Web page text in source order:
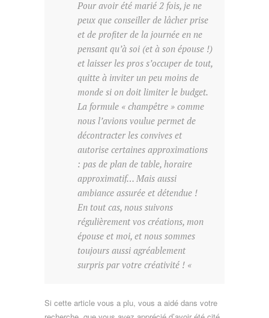
Pour avoir été marié 2 fois, je ne
peux que conseiller de lâcher prise
et de profiter de la journée en ne
pensant qu’à soi (et à son épouse !)
et laisser les pros s’occuper de tout,
quitte à inviter un peu moins de
monde si on doit limiter le budget.
La formule « champêtre » comme
nous l’avions voulue permet de
décontracter les convives et
autorise certaines approximations
: pas de plan de table, horaire
approximatif… Mais aussi
ambiance assurée et détendue !
En tout cas, nous suivons
régulièrement vos créations, mon
épouse et moi, et nous sommes
toujours aussi agréablement
surpris par votre créativité ! «
Si cette article vous a plu, vous a aidé dans votre